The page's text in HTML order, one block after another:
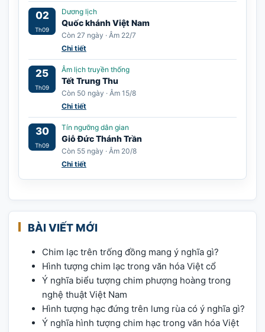
02
Th09
Dương lịch
Quốc khánh Việt Nam
Còn 27 ngày · Âm 22/7
Chi tiết
25
Th09
Âm lịch truyền thống
Tết Trung Thu
Còn 50 ngày · Âm 15/8
Chi tiết
30
Th09
Tín ngưỡng dân gian
Giỗ Đức Thánh Trần
Còn 55 ngày · Âm 20/8
Chi tiết
BÀI VIẾT MỚI
Chim lạc trên trống đồng mang ý nghĩa gì?
Hình tượng chim lạc trong văn hóa Việt cổ
Ý nghĩa biểu tượng chim phượng hoàng trong
nghệ thuật Việt Nam
Hình tượng hạc đứng trên lưng rùa có ý nghĩa gì?
Ý nghĩa hình tượng chim hạc trong văn hóa Việt